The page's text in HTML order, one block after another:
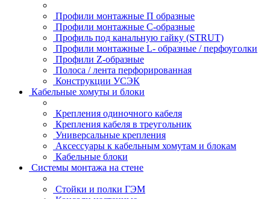
Профили монтажные П образные
Профили монтажные C-образные
Профиль под канальную гайку (STRUT)
Профили монтажные L- образные / перфоуголки
Профили Z-образные
Полоса / лента перфорированная
Конструкции УСЭК
Кабельные хомуты и блоки
Крепления одиночного кабеля
Крепления кабеля в треугольник
Универсальные крепления
Аксессуары к кабельным хомутам и блокам
Кабельные блоки
Системы монтажа на стене
Стойки и полки ГЭМ